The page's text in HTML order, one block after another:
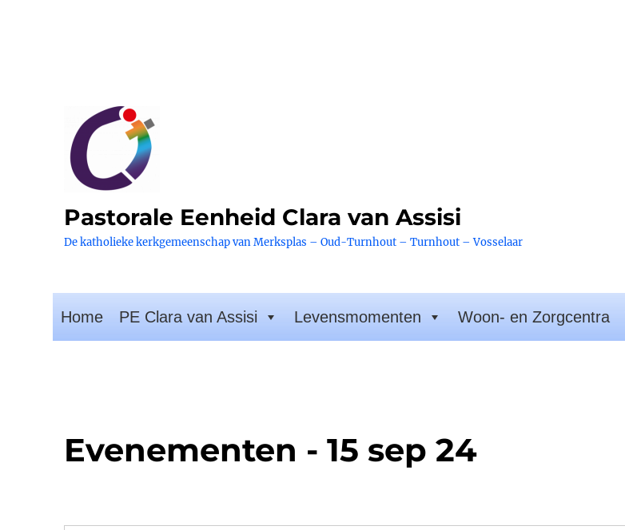
Pastorale Eenheid Clara van Assisi
De katholieke kerkgemeenschap van Merksplas – Oud-Turnhout – Turnhout – Vosselaar
Home PE Clara van Assisi Levensmomenten Woon- en Zorgcentra
Evenementen - 15 sep 24